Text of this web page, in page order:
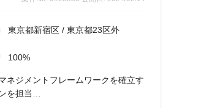
東京都新宿区 / 東京都23区外
100%
ネジメントフレームワークを確立す
を担当